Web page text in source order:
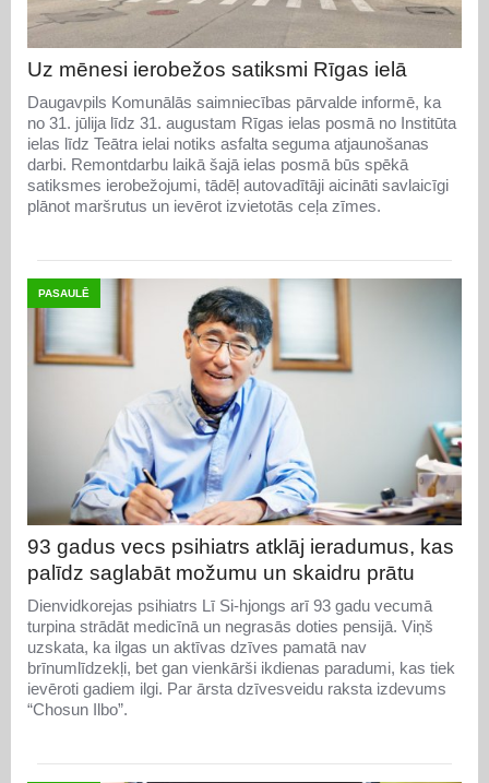
Uz mēnesi ierobežos satiksmi Rīgas ielā
Daugavpils Komunālās saimniecības pārvalde informē, ka
no 31. jūlija līdz 31. augustam Rīgas ielas posmā no Institūta
ielas līdz Teātra ielai notiks asfalta seguma atjaunošanas
darbi. Remontdarbu laikā šajā ielas posmā būs spēkā
satiksmes ierobežojumi, tādēļ autovadītāji aicināti savlaicīgi
plānot maršrutus un ievērot izvietotās ceļa zīmes.
PASAULĒ
93 gadus vecs psihiatrs atklāj ieradumus, kas
palīdz saglabāt možumu un skaidru prātu
Dienvidkorejas psihiatrs Lī Si-hjongs arī 93 gadu vecumā
turpina strādāt medicīnā un negrasās doties pensijā. Viņš
uzskata, ka ilgas un aktīvas dzīves pamatā nav
brīnumlīdzekļi, bet gan vienkārši ikdienas paradumi, kas tiek
ievēroti gadiem ilgi. Par ārsta dzīvesveidu raksta izdevums
“Chosun Ilbo”.